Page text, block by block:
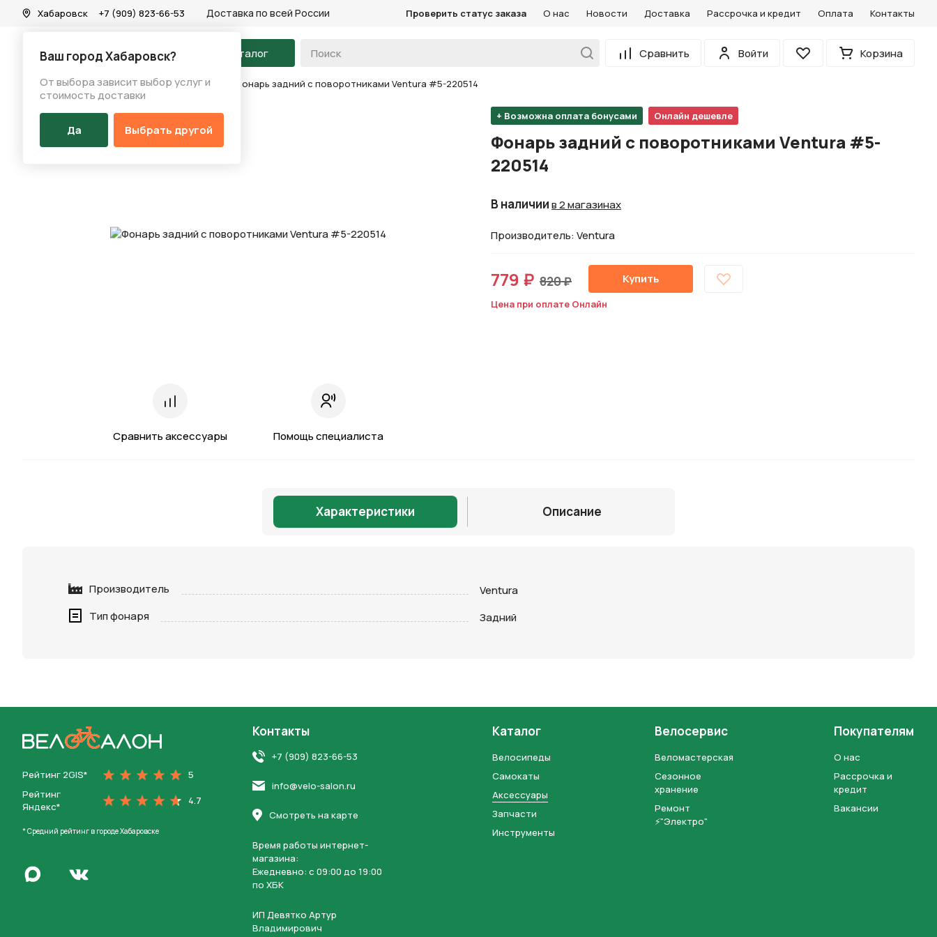
Хабаровск
Ваш город Хабаровск?
От выбора зависит выбор услуг и
стоимость доставки
Да Выбрать другой
+7 (909) 823-66-53 Доставка по всей России Проверить статус заказа О нас Новости Доставка Рассрочка и кредит Оплата Контакты
На главную Каталог Сравнить
Войти
Избранное Корзина
Каталог/Аксессуары/Фонарь (перед/зад) Фонарь задний с поворотниками Ventura #5-220514
Сравнить аксессуары Помощь специалиста
+ Возможна оплата бонусами Онлайн дешевле
Фонарь задний с поворотниками Ventura #5-
220514
В наличиив 2 магазинах
Производитель: Ventura
779 ₽ 820 ₽ Купить
Цена при оплате Онлайн
Характеристики Описание
Производитель
Ventura
Тип фонаря
Задний
Рейтинг 2GIS*
5
Рейтинг
Яндекс*
4.7
* Средний рейтинг в городе Хабаровске
Написать в MaxПерейти во Вконтакте
Контакты
+7 (909) 823-66-53
info@velo-salon.ru
Смотреть на карте
Время работы интернет-
магазина:
Ежедневно: c 09:00 до 19:00
по ХБК
ИП Девятко Артур
Владимирович
Каталог
Велосипеды
Самокаты
Аксессуары
Запчасти
Инструменты
Велосервис
Веломастерская
Сезонное
хранение
Ремонт
⚡"Электро"
Покупателям
О нас
Рассрочка и
кредит
Вакансии
Отправить
Нажимая на кнопку “Отправить заявку”, вы даетесогласие на обработку